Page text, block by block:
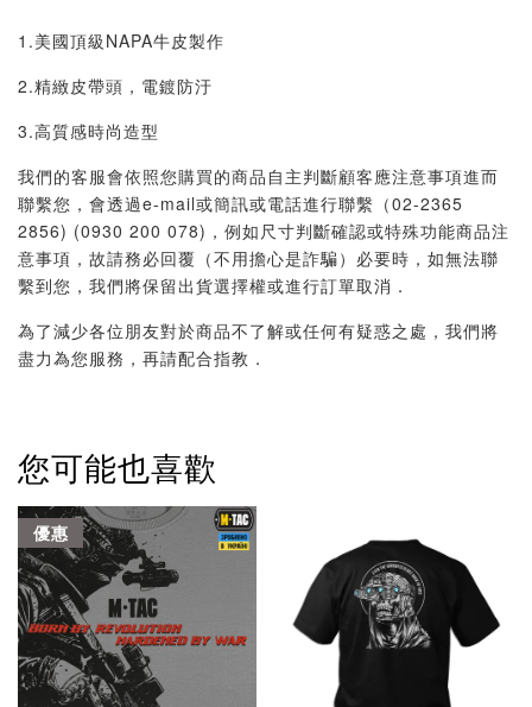
1.美國頂級NAPA牛皮製作
2.精緻皮帶頭，電鍍防汙
3.高質感時尚造型
我們的客服會依照您購買的商品自主判斷顧客應注意事項進而
聯繫您，會透過e-mail或簡訊或電話進行聯繫（02-2365
2856) (0930 200 078)，例如尺寸判斷確認或特殊功能商品注
意事項，故請務必回覆（不用擔心是詐騙）必要時，如無法聯
繫到您，我們將保留出貨選擇權或進行訂單取消．
為了減少各位朋友對於商品不了解或任何有疑惑之處，我們將
盡力為您服務，再請配合指教．
您可能也喜歡
優惠